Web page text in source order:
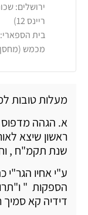
ירושלים:
ריינס 12)
בית
מכמש
מעלות טובות
א. הגהה מדפוס
ראשון שיצא
שנת תקמ"ח ,
ע"י אחיו
הספקות "
דידיה קא סמיך